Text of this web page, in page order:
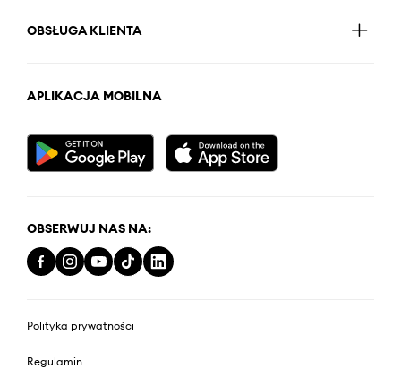
OBSŁUGA KLIENTA
APLIKACJA MOBILNA
OBSERWUJ NAS NA:
Polityka prywatności
Regulamin